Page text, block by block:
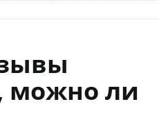
можно ли